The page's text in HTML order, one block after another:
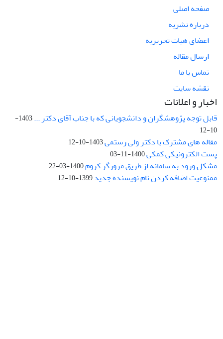
صفحه اصلی
درباره نشریه
اعضای هیات تحریریه
ارسال مقاله
تماس با ما
نقشه سایت
اخبار و اعلانات
قابل توجه پژوهشگران و دانشجویانی که با جناب آقای دکتر ...
1403-
10-12
مقاله های مشترک با دکتر ولی رستمی1403-10-12
پست الکترونیکی کمکی1400-11-03
مشکل ورود به سامانه از طریق مرورگر کروم1400-03-22
ممنوعیت اضافه کردن نام نویسنده جدید1399-10-12